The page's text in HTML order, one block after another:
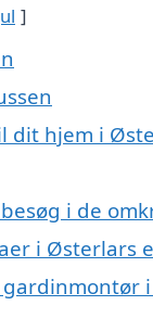
dit hjem i
i de
i Østerlars